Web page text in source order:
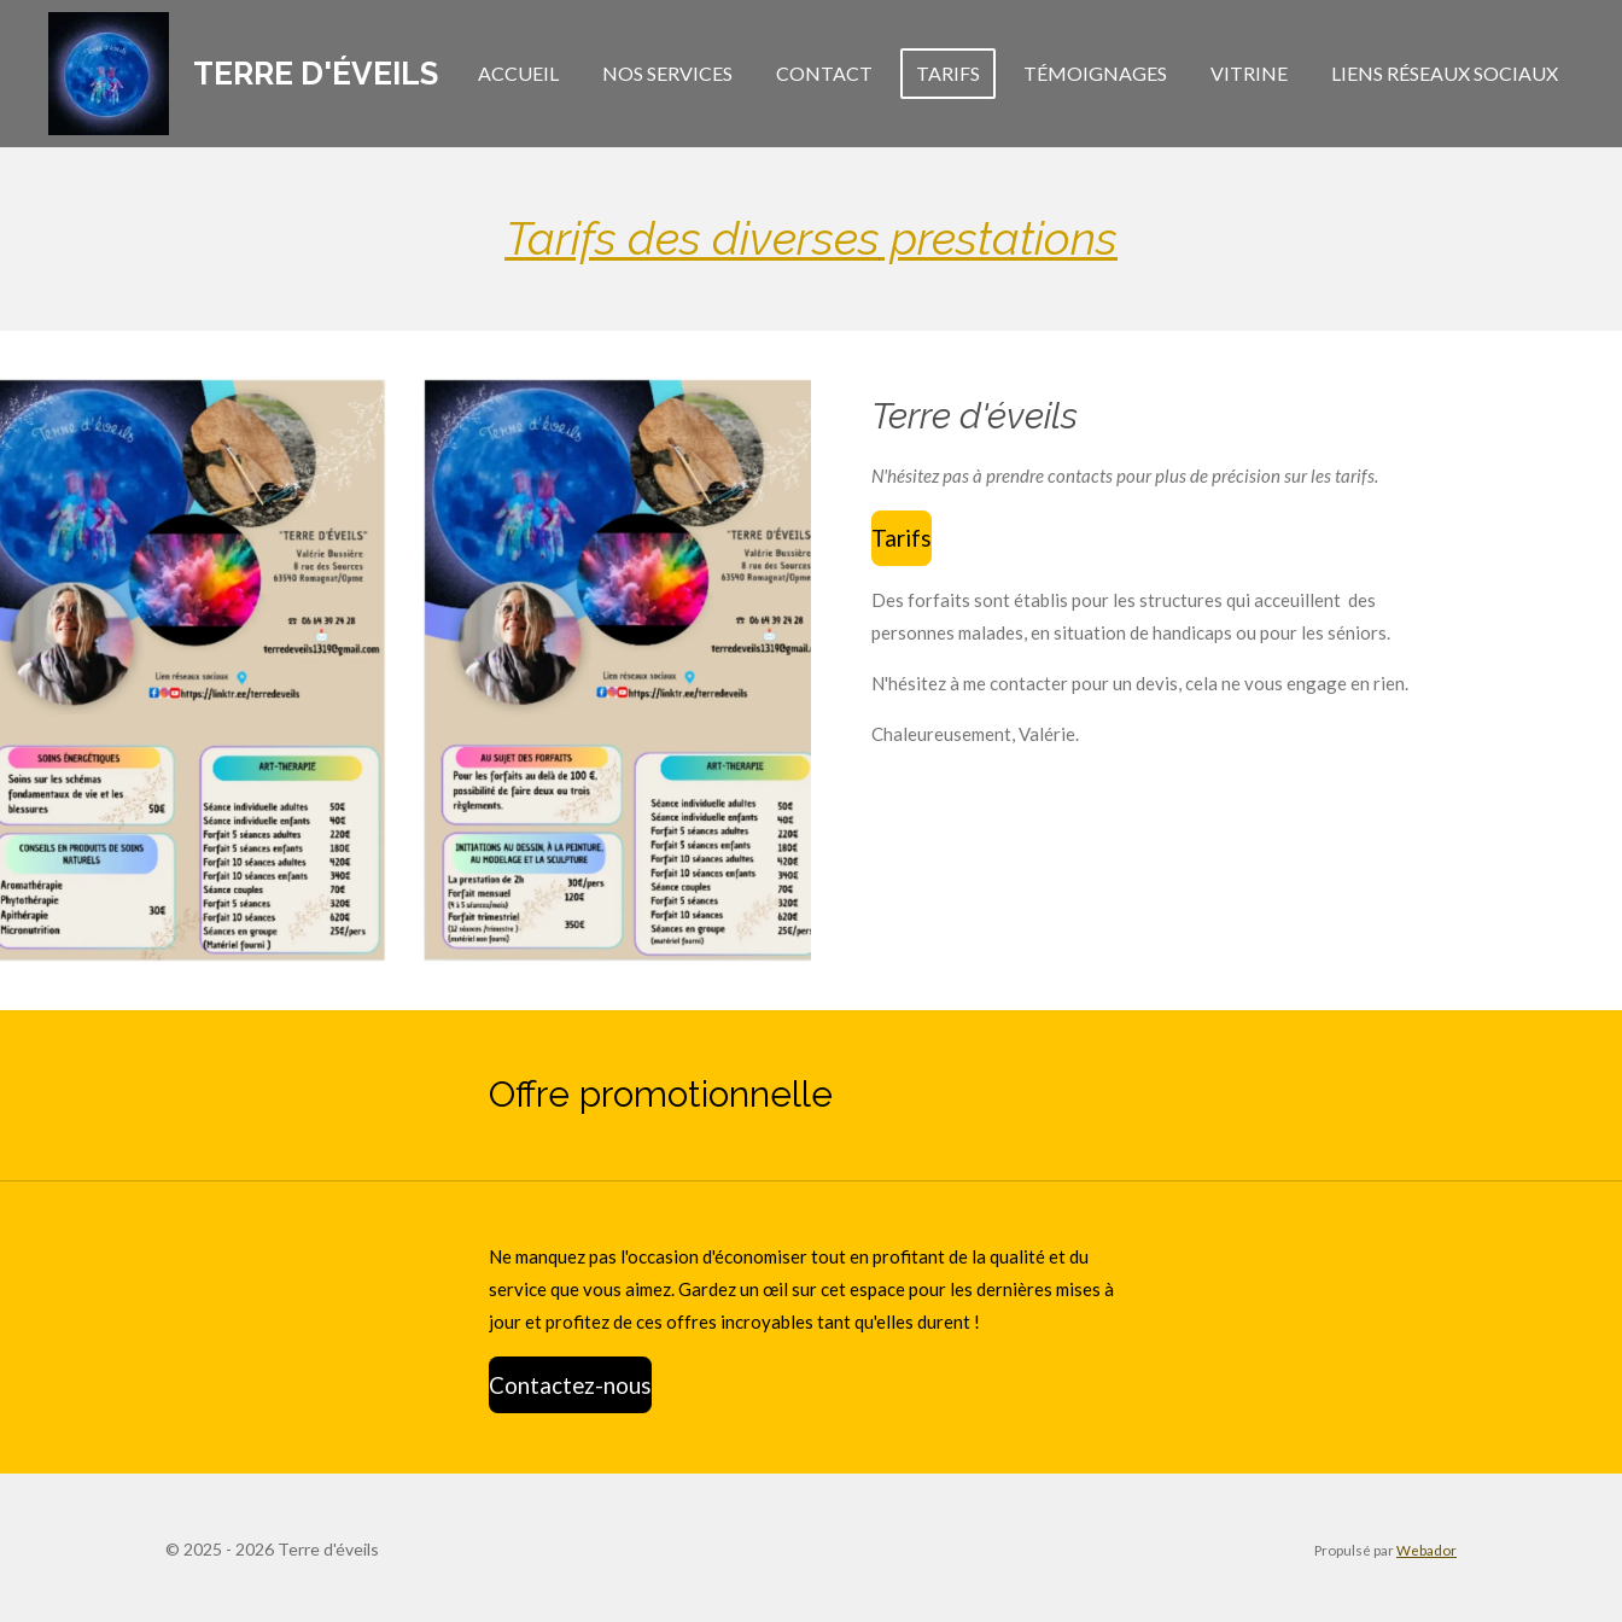
contenu
principal
TERRE D'ÉVEILS ACCUEIL NOS SERVICES CONTACT TARIFS TÉMOIGNAGES VITRINE LIENS RÉSEAUX SOCIAUX
Tarifs des diverses prestations
Terre d'éveils
N'hésitez pas à prendre contacts pour plus de précision sur les tarifs.
Tarifs
Des forfaits sont établis pour les structures qui acceuillent des
personnes malades, en situation de handicaps ou pour les séniors.
N'hésitez à me contacter pour un devis, cela ne vous engage en rien.
Chaleureusement, Valérie.
Offre promotionnelle
Ne manquez pas l'occasion d'économiser tout en profitant de la qualité et du
service que vous aimez. Gardez un œil sur cet espace pour les dernières mises à
jour et profitez de ces offres incroyables tant qu'elles durent !
Contactez-nous
© 2025 - 2026 Terre d'éveils Propulsé parWebador